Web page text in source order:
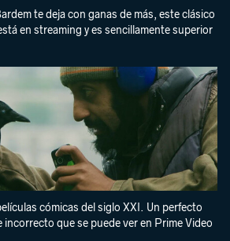
te deja con ganas de más, este clásico
en streaming y es sencillamente superior
cómicas del siglo XXI. Un perfecto
que se puede ver en Prime Video